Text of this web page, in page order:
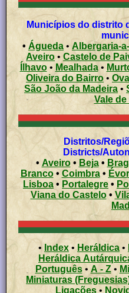
Municípios do distrito
• Águeda • Albergaria-
Aveiro • Castelo de
Ílhavo• Mealhada•
Oliveira do Bairro•
São João da Madeira •
Vale
Distritos/Regiões
Districts/
• Aveiro• Beja•
Branco• Coimbra•
Lisboa • Portalegre •
Viana do Castelo•
• Index • Heráldica •
Heráldica
Português•A - Z•
Miniaturas
Ligações •